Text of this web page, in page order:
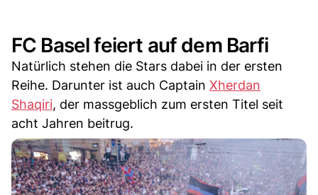
FC Basel feiert auf dem Barfi
Natürlich stehen die Stars dabei in der ersten
Reihe. Darunter ist auch Captain Xherdan
Shaqiri, der massgeblich zum ersten Titel seit
acht Jahren beitrug.